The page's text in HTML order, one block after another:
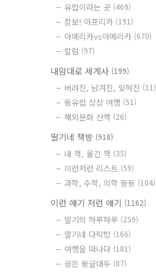
유럽이라는 곳 (469)
잠보! 아프리카 (191)
아메리카vs아메리카 (670)
칼럼 (97)
내맘대로 세계사 (199)
버려진, 남겨진, 잊혀진 (11)
동유럽 상상 여행 (51)
해외문화 산책 (26)
딸기네 책방 (918)
내 책, 옮긴 책 (35)
이런저런 리스트 (59)
과학, 수학, 의학 등등 (104)
이런 얘기 저런 얘기 (1162)
딸기의 하루하루 (259)
딸기네 다락방 (166)
여행을 떠나다 (181)
공은 둥글대두 (87)